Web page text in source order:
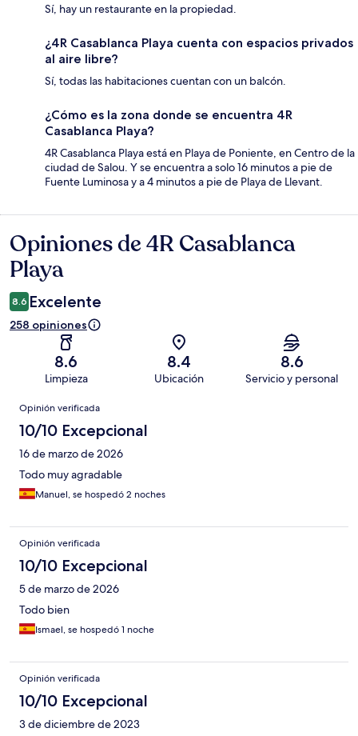
Sí, hay un restaurante en la propiedad.
¿4R Casablanca Playa cuenta con espacios privados
al aire libre?
Sí, todas las habitaciones cuentan con un balcón.
¿Cómo es la zona donde se encuentra 4R
Casablanca Playa?
4R Casablanca Playa está en Playa de Poniente, en Centro de la
ciudad de Salou. Y se encuentra a solo 16 minutos a pie de
Fuente Luminosa y a 4 minutos a pie de Playa de Llevant.
Opiniones
Opiniones de 4R Casablanca
Playa
8.6 Excelente
258 opiniones
8.6
Limpieza
8.4
Ubicación
8.6
Servicio y personal
Opiniones
Opinión verificada
10/10 Excepcional
16 de marzo de 2026
Todo muy agradable
Manuel, se hospedó 2 noches
Opinión verificada
10/10 Excepcional
5 de marzo de 2026
Todo bien
Ismael, se hospedó 1 noche
Opinión verificada
10/10 Excepcional
3 de diciembre de 2023